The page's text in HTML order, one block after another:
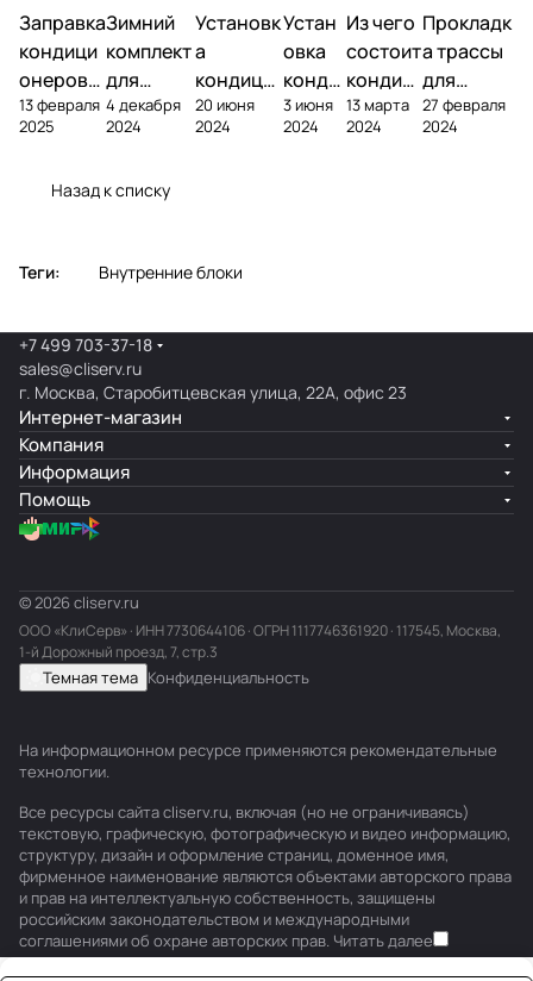
Заправка
кондици
онеров
фреоном
13 февраля
2025
Зимний
комплект
для
кондици
онера
4 декабря
2024
Установк
а
кондици
онера на
фасаде
20 июня
2024
Устан
овка
конди
ционе
ра
3 июня
2024
Из чего
состоит
кондиц
ионер?
13 марта
2024
Прокладк
а трассы
для
кондицио
нера
27 февраля
2024
Назад к списку
Теги: Внутренние блоки
+7 499 703-37-18
sales@cliserv.ru
г. Москва, Старобитцевская улица, 22А, офис 23
Интернет-магазин
Компания
Информация
Помощь
© 2026 cliserv.ru
ООО «КлиСерв» · ИНН7730644106· ОГРН 1117746361920 · 117545, Москва,
1-й Дорожный проезд, 7, стр.3
Темная тема Конфиденциальность
На информационном ресурсе применяются рекомендательные
технологии.
Все ресурсы сайта cliserv.ru, включая (но не ограничиваясь)
текстовую, графическую, фотографическую и видео информацию,
структуру, дизайн и оформление страниц, доменное имя,
фирменное наименование являются объектами авторского права
и прав на интеллектуальную собственность, защищены
российским законодательством и международными
соглашениями об охране авторских прав. Читать далее